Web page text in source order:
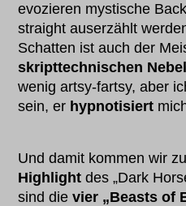
evozieren mystische
straight auserzählt
Schatten ist auch der
skripttechnischen
wenig artsy-fartsy, aber
sein, er hypnotisiert
Und damit kommen wir
Highlight des „Dark
sind dievier „Beasts of